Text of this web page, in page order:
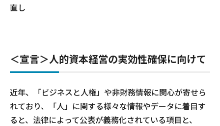
直し
＜宣言＞人的資本経営の実効性確保に向けて
近年、「ビジネスと人権」や非財務情報に関心が寄せら
れており、「人」に関する様々な情報やデータに着目す
ると、法律によって公表が義務化されている項目と、